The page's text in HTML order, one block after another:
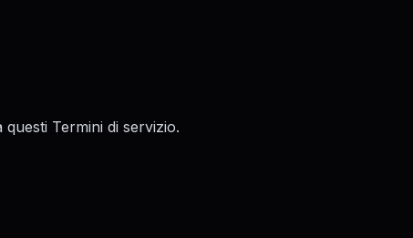
Termini di servizio.